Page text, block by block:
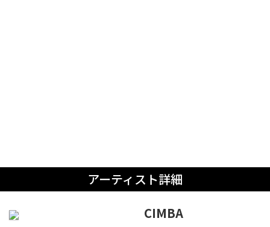
アーティスト詳細
CIMBA